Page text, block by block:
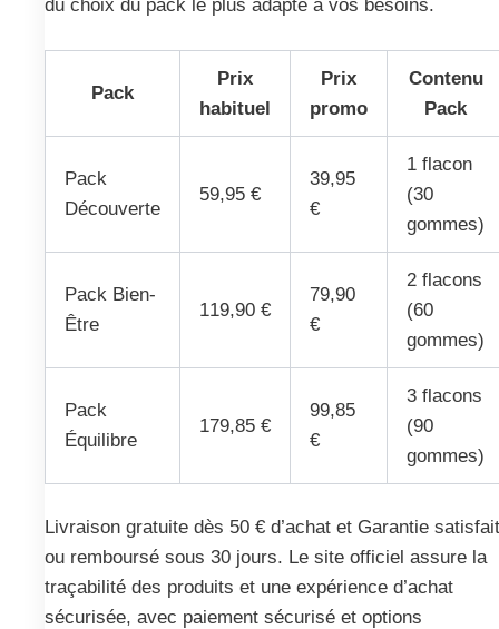
du choix du pack le plus adapté à vos besoins.
Pack
Prix
habituel
Prix
promo
Contenu
Pack
Pack
Découverte
59,95 €
39,95
€
1 flacon
(30
gommes)
Pack Bien-
Être
119,90 €
79,90
€
2 flacons
(60
gommes)
Pack
Équilibre
179,85 €
99,85
€
3 flacons
(90
gommes)
Livraison gratuite dès 50 € d’achat et Garantie satisfait
ou remboursé sous 30 jours. Le site officiel assure la
traçabilité des produits et une expérience d’achat
sécurisée, avec paiement sécurisé et options